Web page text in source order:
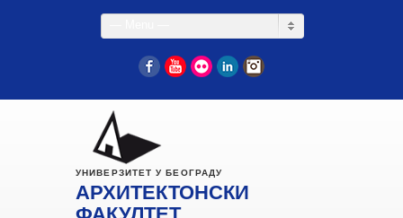
FacebookYouTube
Flickr LinkedIn
УНИВЕРЗИТЕТ У БЕОГРАДУ
АРХИТЕКТОНСКИ